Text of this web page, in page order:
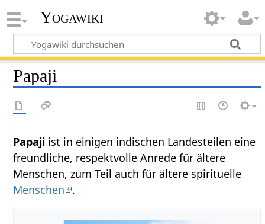
Yogawiki
Papaji
Papaji ist in einigen indischen Landesteilen eine
freundliche, respektvolle Anrede für ältere
Menschen, zum Teil auch für ältere spirituelle
Menschen
.